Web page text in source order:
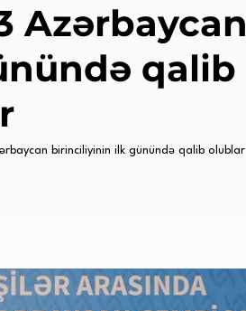
Azərbaycan
qalib
birinciliyinin ilk günündə qalib olublar